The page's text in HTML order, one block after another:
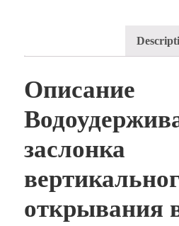
Описание
заслонка
открывания